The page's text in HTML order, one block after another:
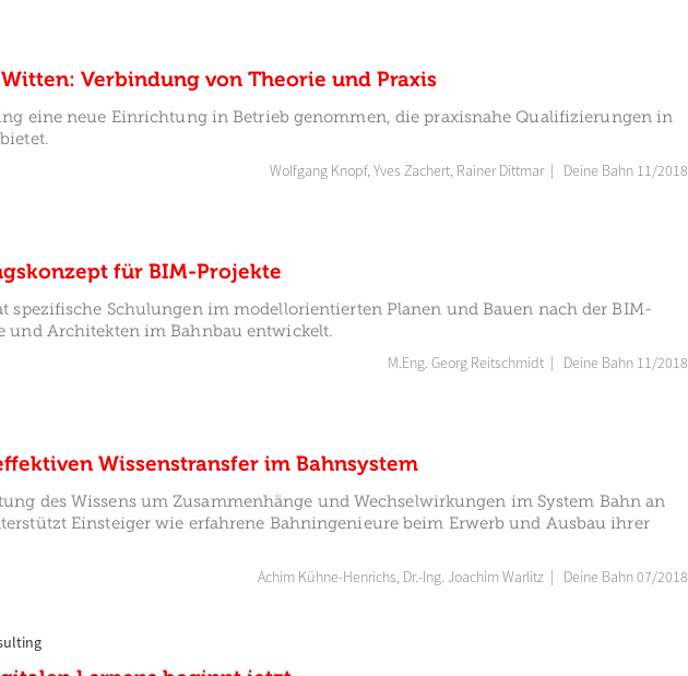
Verbindung von Theorie und Praxis
eine neue Einrichtung in Betrieb genommen, die praxisnahe Qualifizierungen in
Wolfgang Knopf,Yves Zachert, Rainer Dittmar| Deine Bahn 11/2018
für BIM-Projekte
spezifische Schulungen im modellorientierten Planen und Bauen nach der BIM-
und Architekten im Bahnbau entwickelt.
M.Eng. Georg Reitschmidt Deine Bahn 11/2018
Wissenstransfer im Bahnsystem
des Wissens um Zusammenhänge und Wechselwirkungen im System Bahn an
Einsteiger wie erfahrene Bahningenieure beim Erwerb und Ausbau ihrer
Achim Kühne-Henrichs, Dr.-Ing. Joachim Warlitz Deine Bahn 07/2018